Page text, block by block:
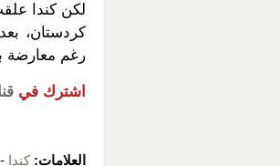
لكن كندا
رغم معارضة
اشترك في
العلامات: كندا -